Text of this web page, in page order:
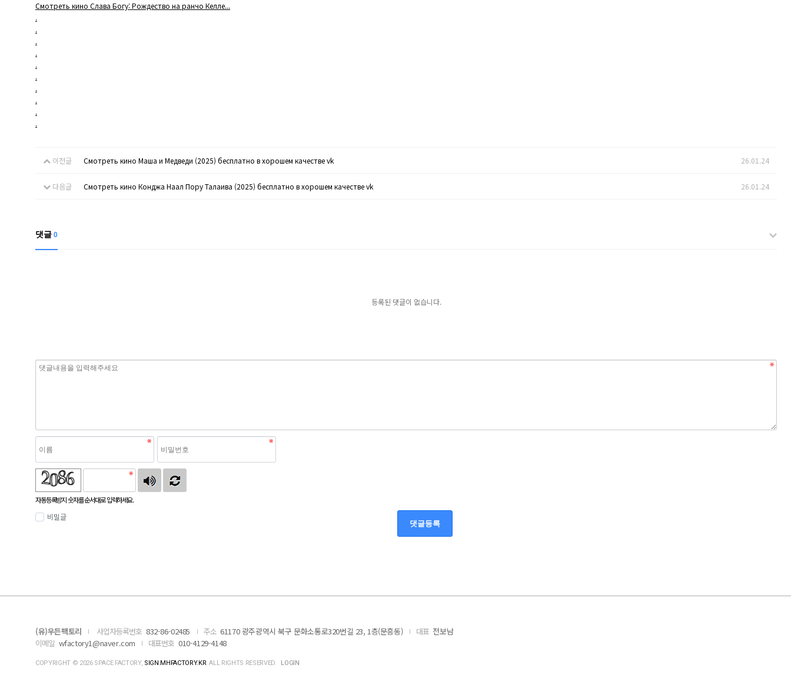
Смотреть кино Слава Богу: Рождество на ранчо Келле...
.
.
.
.
.
.
.
.
.
.
이전글 Смотреть кино Маша и Медведи (2025) бесплатно в хорошем качестве vk 26.01.24
다음글 Смотреть кино Конджа Наал Пору Талаива (2025) бесплатно в хорошем качестве vk 26.01.24
댓글 0
등록된 댓글이 없습니다.
자동등록방지 숫자를 순서대로 입력하세요.
비밀글
댓글등록
(유)우든팩토리 사업자등록번호 832-86-02485 주소 61170 광주광역시 북구 문화소통로320번길 23, 1층(문흥동) 대표 전보남
이메일 wfactory1@naver.com 대표번호 010-4129-4148
COPYRIGHT © 2026 SPACE FACTORY, SIGN.MHFACTORY.KR. ALL RIGHTS RESERVED. LOGIN